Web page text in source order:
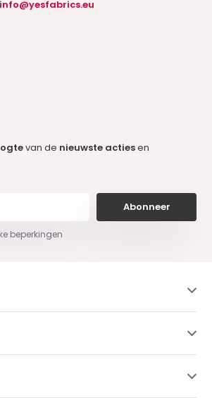
info@yesfabrics.eu
van de nieuwste actiesen
Abonneer
beperkingen